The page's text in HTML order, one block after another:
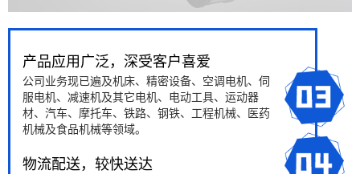
产品应用广泛，深受客户喜爱
公司业务现已遍及机床、精密设备、空调电机、伺
服电机、减速机及其它电机、电动工具、运动器
材、汽车、摩托车、铁路、钢铁、工程机械、医药
机械及食品机械等领域。
物流配送，较快送达